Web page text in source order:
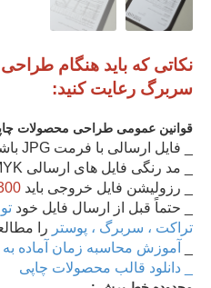
نکاتی که باید هنگام
سربرگ رعایت کنید:
قوانین عمومی طراحی محصولات
_ فایل ارسالی با فرمت JPG باشد.
_ مد رنگی فایل های ارسالی CMYK باشد.
_ رزولیشن فایل خروجی باید 300 پیکسل بر
_ حتماً قبل از ارسال فایل خود
تراکت ، سربرگ ، پوستر را
آموزش محاسبه زمان آماده
_ دانلود قالب محصولات چاپی